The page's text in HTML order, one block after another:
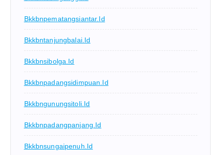
Bkkbnpematangsiantar.id
Bkkbntanjungbalai.id
Bkkbnsibolga.id
Bkkbnpadangsidimpuan.id
Bkkbngunungsitoli.id
Bkkbnpadangpanjang.id
Bkkbnsungaipenuh.id